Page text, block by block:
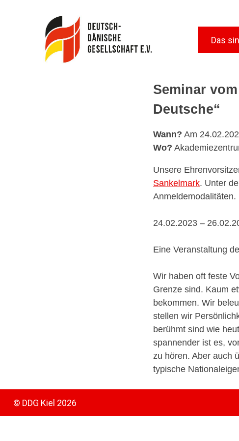
Deutsch-Dänische Gesellschaft Kiel
für eine bessere Völkerverständigung
Das
Seminar
Deutsche“
Wann? Am
Wo?
Unsere
Sankelmark. Unter
Anmeldemodalitäten.
24.02.2023 –
Eine Veranstaltung
Wir haben oft feste
Grenze sind. Kaum
bekommen. Wir
stellen wir
berühmt sind wie
spannender ist es,
zu hören. Aber auch
typische
© DDG Kiel 2026